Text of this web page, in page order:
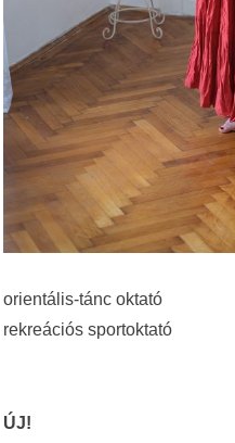
orientális-tánc oktató
rekreációs sportoktató
ÚJ!